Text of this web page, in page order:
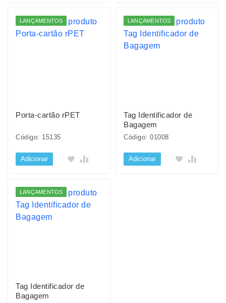
LANÇAMENTOS
Porta-cartão rPET
Código: 15135
Adicionar
LANÇAMENTOS
Tag Identificador de
Bagagem
Código: 01008
Adicionar
LANÇAMENTOS
Tag Identificador de
Bagagem